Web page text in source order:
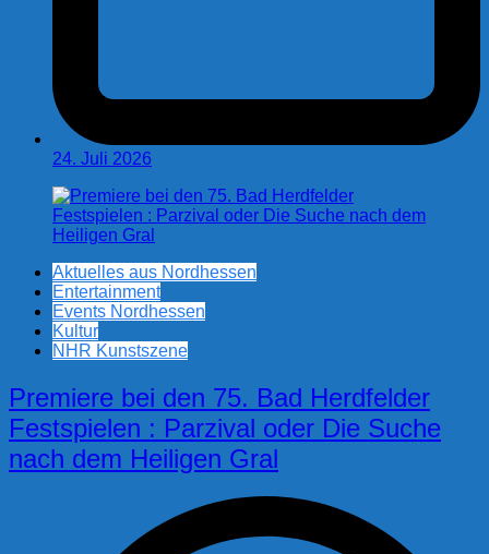
24. Juli 2026
Aktuelles aus Nordhessen
Entertainment
Events Nordhessen
Kultur
NHR Kunstszene
Premiere bei den 75. Bad Herdfelder
Festspielen : Parzival oder Die Suche
nach dem Heiligen Gral